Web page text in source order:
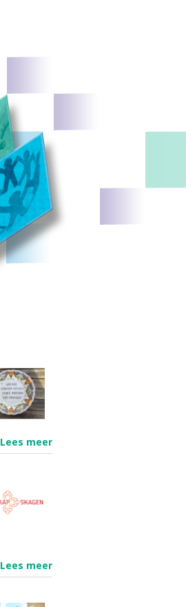
Lees meer
Lees meer